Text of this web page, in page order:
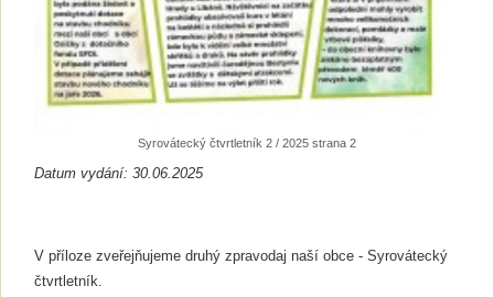
Syrovátecký čtvrtletník 2 / 2025 strana 2
Datum vydání: 30.06.2025
V příloze zveřejňujeme druhý zpravodaj naší obce - Syrovátecký
čtvrtletník.